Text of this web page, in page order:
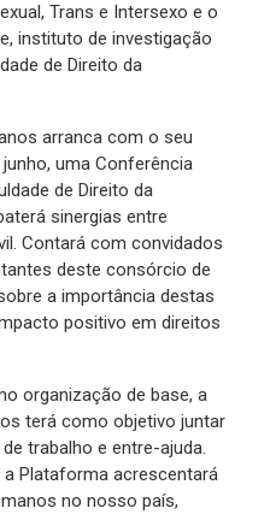
Trans e Intersexo e o
instituto de investigação
de Direito da
arranca com o seu
uma Conferência
de Direito da
sinergias entre
Contará com convidados
deste consórcio de
a importância destas
positivo em direitos
organização de base, a
terá como objetivo juntar
trabalho e entre-ajuda.
Plataforma acrescentará
no nosso país,